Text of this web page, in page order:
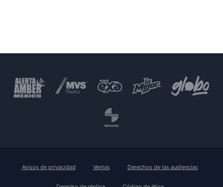
Avisos de privacidad Ventas Derechos de las audiencias